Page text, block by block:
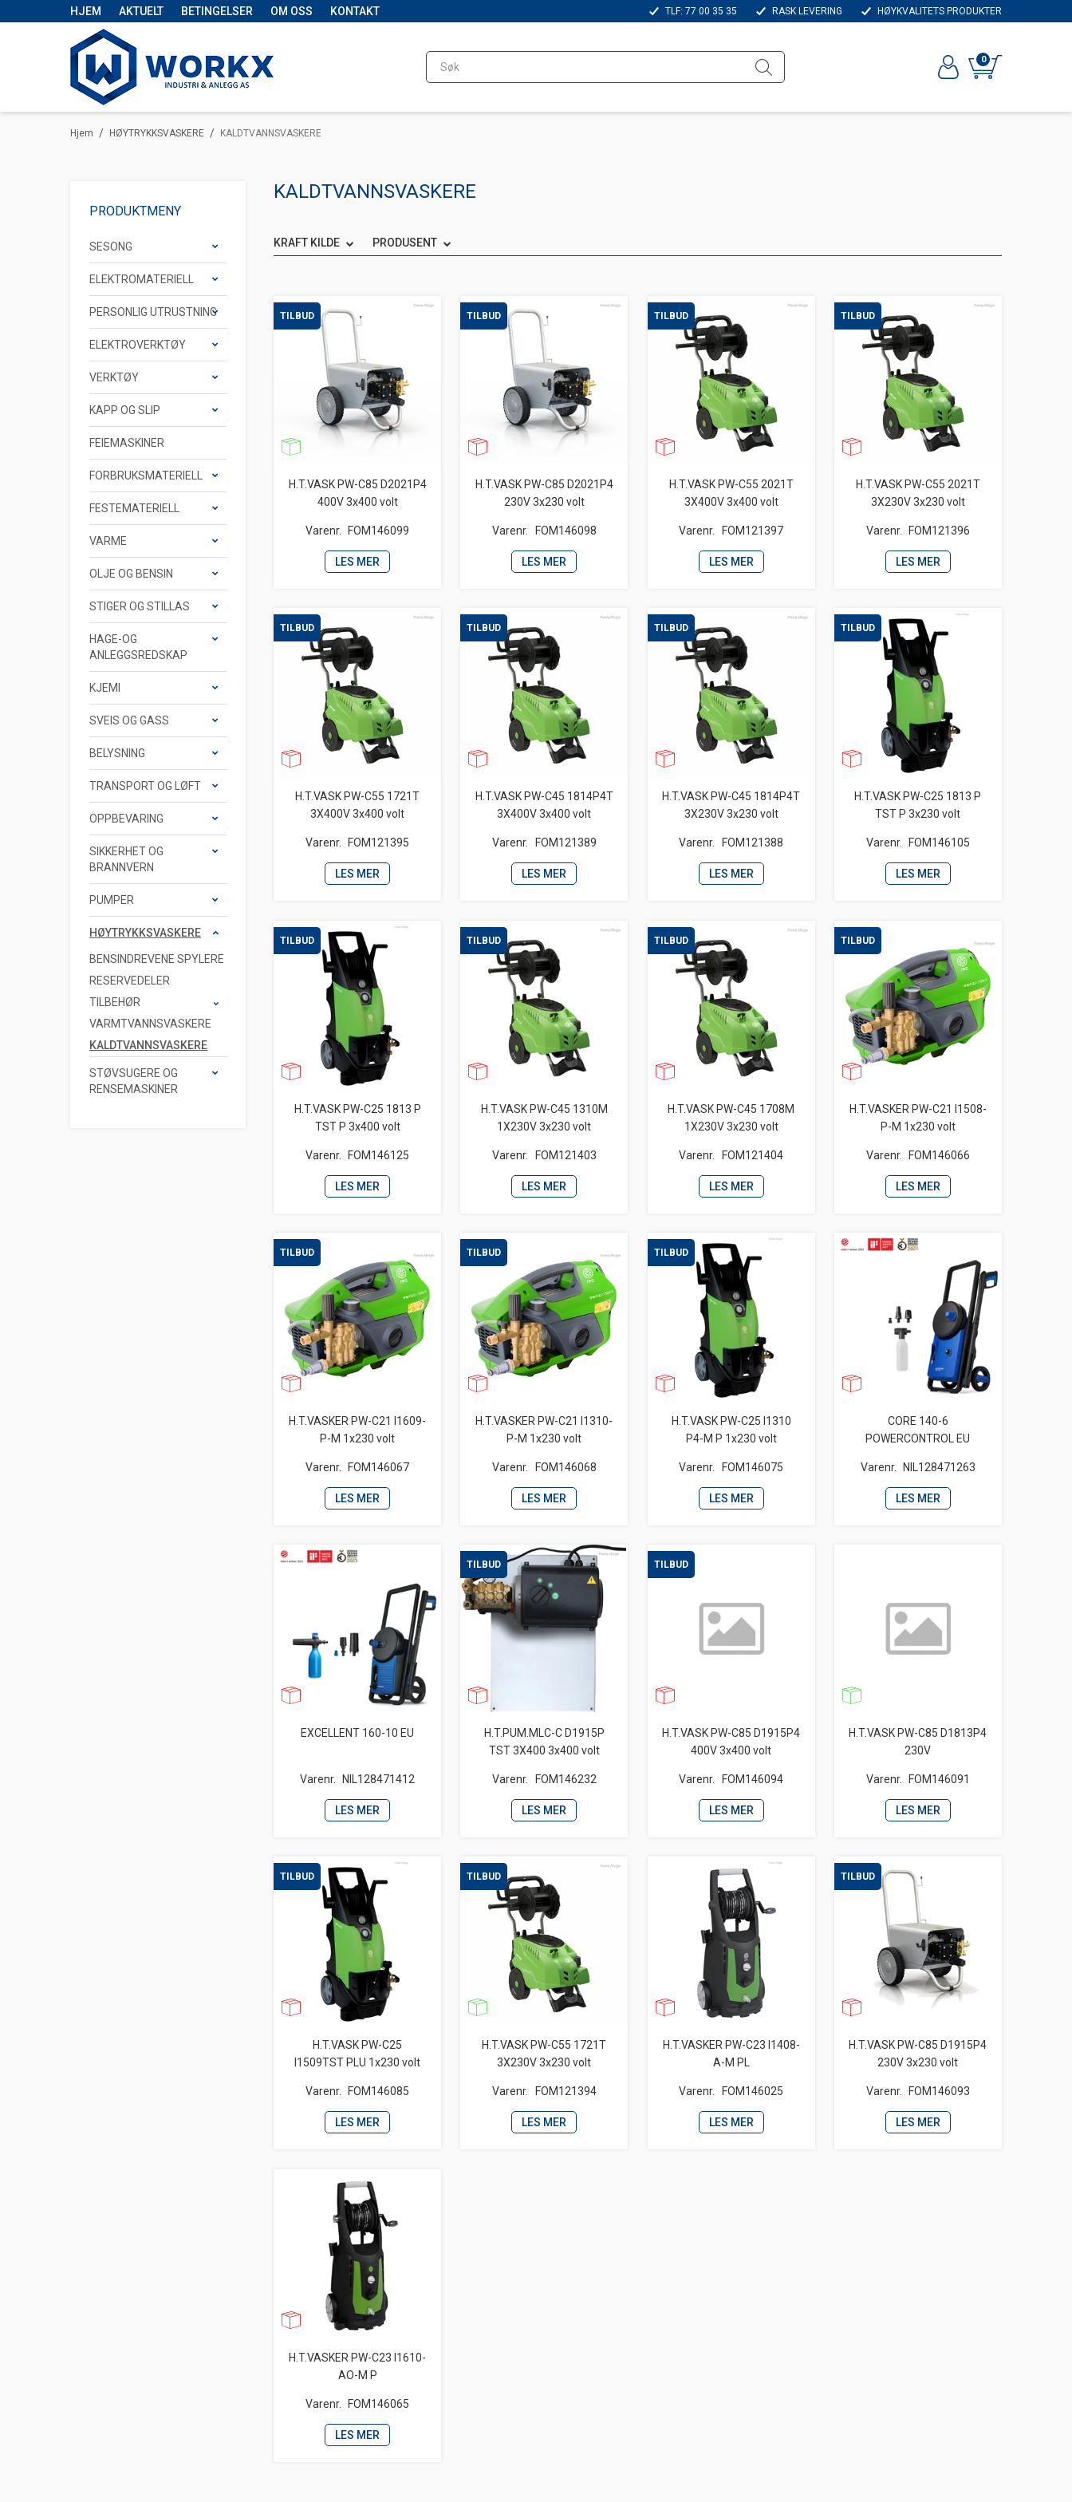
HJEM AKTUELT BETINGELSER OM OSS KONTAKT TLF: 77 00 35 35 RASK LEVERING HØYKVALITETS PRODUKTER
0
/
Hjem /
HØYTRYKKSVASKERE KALDTVANNSVASKERE
PRODUKTMENY
SESONG
ELEKTROMATERIELL
PERSONLIG UTRUSTNING
ELEKTROVERKTØY
VERKTØY
KAPP OG SLIP
FEIEMASKINER
FORBRUKSMATERIELL
FESTEMATERIELL
VARME
OLJE OG BENSIN
STIGER OG STILLAS
HAGE-OG
ANLEGGSREDSKAP
KJEMI
SVEIS OG GASS
BELYSNING
TRANSPORT OG LØFT
OPPBEVARING
SIKKERHET OG
BRANNVERN
PUMPER
HØYTRYKKSVASKERE
BENSINDREVENE SPYLERE
RESERVEDELER
TILBEHØR
VARMTVANNSVASKERE
KALDTVANNSVASKERE
STØVSUGERE OG
RENSEMASKINER
KALDTVANNSVASKERE
KRAFT KILDE PRODUSENT
TILBUD
H.T.VASK PW-C85 D2021P4
400V 3x400 volt
Varenr. FOM146099
LES MER
TILBUD
H.T.VASK PW-C85 D2021P4
230V 3x230 volt
Varenr. FOM146098
LES MER
TILBUD
H.T.VASK PW-C55 2021T
3X400V 3x400 volt
Varenr. FOM121397
LES MER
TILBUD
H.T.VASK PW-C55 2021T
3X230V 3x230 volt
Varenr. FOM121396
LES MER
TILBUD
H.T.VASK PW-C55 1721T
3X400V 3x400 volt
Varenr. FOM121395
LES MER
TILBUD
H.T.VASK PW-C45 1814P4T
3X400V 3x400 volt
Varenr. FOM121389
LES MER
TILBUD
H.T.VASK PW-C45 1814P4T
3X230V 3x230 volt
Varenr. FOM121388
LES MER
TILBUD
H.T.VASK PW-C25 1813 P
TST P 3x230 volt
Varenr. FOM146105
LES MER
TILBUD
H.T.VASK PW-C25 1813 P
TST P 3x400 volt
Varenr. FOM146125
LES MER
TILBUD
H.T.VASK PW-C45 1310M
1X230V 3x230 volt
Varenr. FOM121403
LES MER
TILBUD
H.T.VASK PW-C45 1708M
1X230V 3x230 volt
Varenr. FOM121404
LES MER
TILBUD
H.T.VASKER PW-C21 I1508-
P-M 1x230 volt
Varenr. FOM146066
LES MER
TILBUD
H.T.VASKER PW-C21 I1609-
P-M 1x230 volt
Varenr. FOM146067
LES MER
TILBUD
H.T.VASKER PW-C21 I1310-
P-M 1x230 volt
Varenr. FOM146068
LES MER
TILBUD
H.T.VASK PW-C25 I1310
P4-M P 1x230 volt
Varenr. FOM146075
LES MER
CORE 140-6
POWERCONTROL EU
Varenr. NIL128471263
LES MER
EXCELLENT 160-10 EU
Varenr. NIL128471412
LES MER
TILBUD
H.T.PUM.MLC-C D1915P
TST 3X400 3x400 volt
Varenr. FOM146232
LES MER
TILBUD
H.T.VASK PW-C85 D1915P4
400V 3x400 volt
Varenr. FOM146094
LES MER
H.T.VASK PW-C85 D1813P4
230V
Varenr. FOM146091
LES MER
TILBUD
H.T.VASK PW-C25
I1509TST PLU 1x230 volt
Varenr. FOM146085
LES MER
TILBUD
H.T.VASK PW-C55 1721T
3X230V 3x230 volt
Varenr. FOM121394
LES MER
H.T.VASKER PW-C23 I1408-
A-M PL
Varenr. FOM146025
LES MER
TILBUD
H.T.VASK PW-C85 D1915P4
230V 3x230 volt
Varenr. FOM146093
LES MER
H.T.VASKER PW-C23 I1610-
AO-M P
Varenr. FOM146065
LES MER